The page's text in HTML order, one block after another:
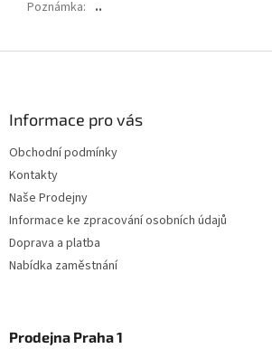
Poznámka: ..
Informace pro vás
Obchodní podmínky
Kontakty
Naše Prodejny
Informace ke zpracování osobních údajů
Doprava a platba
Nabídka zaměstnání
Prodejna Praha 1